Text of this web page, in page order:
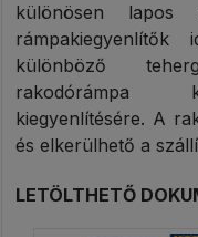
különösen lapos
rámpakiegyenlítők
különböző
rakodórámpa
kiegyenlítésére. A
és elkerülhető a
LETÖLTHETŐ